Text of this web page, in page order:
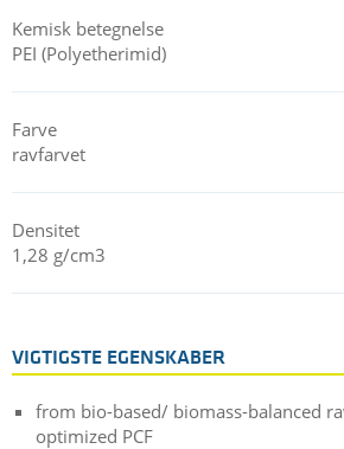
Tomorrow"-løsninger, som omfatter
produkter, der bidrager væsentligt til
Find ud af mere om vores sustainable
Kemisk betegnelse
PEI (Polyetherimid)
Farve
ravfarvet
Densitet
1,28 g/cm3
VIGTIGSTE EGENSKABER
from bio-based/ biomass-balanced
optimized PCF